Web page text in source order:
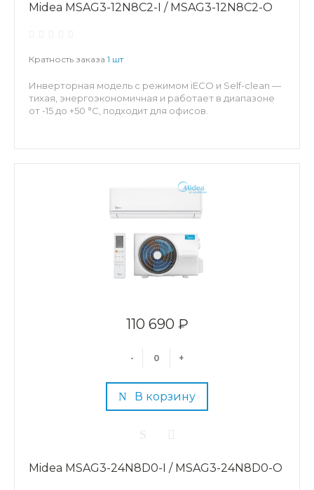
Midea MSAG3-12N8C2-I / MSAG3-12N8C2-O
Кратность заказа 1 шт
Инверторная модель с режимом iECO и Self-clean —
тихая, энергоэкономичная и работает в диапазоне
от -15 до +50 °C, подходит для офисов.
110 690 ₽
- +
В корзину
Midea MSAG3-24N8D0-I / MSAG3-24N8D0-O